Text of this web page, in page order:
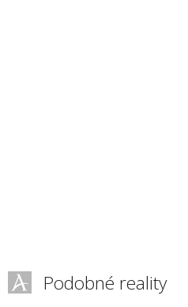
Podobné reality